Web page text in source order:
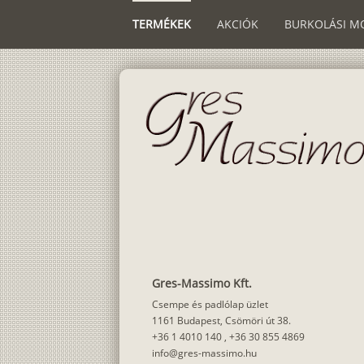
TERMÉKEK AKCIÓK BURKOLÁSI
Gres-Massimo Kft.
Csempe és padlólap üzlet
1161 Budapest, Csömöri út 38.
+36 1 4010 140 , +36 30 855 4869
info@gres-massimo.hu